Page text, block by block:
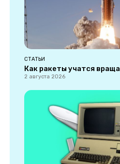
СТАТЬИ
Как ракеты учатся
2 августа 2026